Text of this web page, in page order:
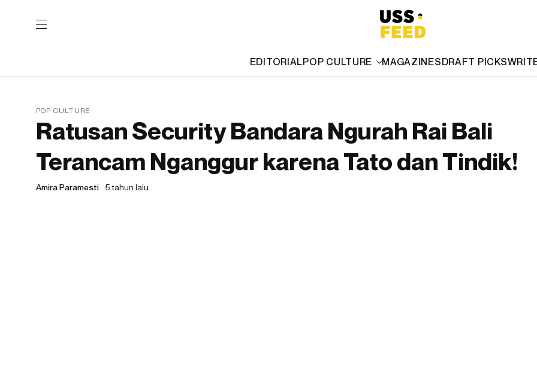
EDITORIALPOP CULTURE MAGAZINESDRAFT PICKS
POP CULTURE
Ratusan Security Bandara Ngurah Rai Bali
Terancam Nganggur karena Tato dan Tindik!
Amira Paramesti 5 tahun lalu